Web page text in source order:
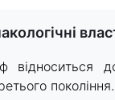
відноситься
покоління.